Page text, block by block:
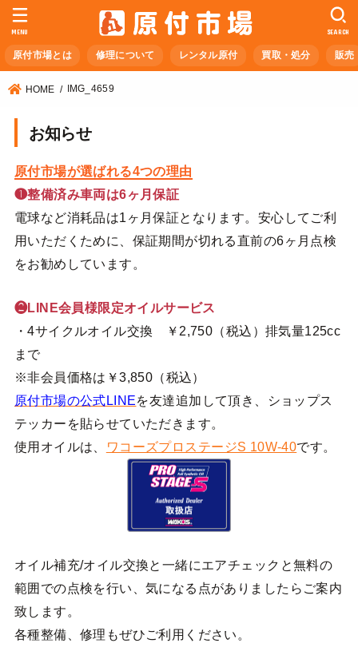
原付市場とは 修理について レンタル原付 買取・処分 販売
SEARCH
MENU
HOME IMG_4659
お知らせ
原付市場が選ばれる4つの理由
❶整備済み車両は6ヶ月保証
電球など消耗品は1ヶ月保証となります。安心してご利
用いただくために、保証期間が切れる直前の6ヶ月点検
をお勧めしています。
❷LINE会員様限定オイルサービス
・4サイクルオイル交換 ￥2,750（税込）排気量125cc
まで
※非会員価格は￥3,850（税込）
原付市場の公式LINEを友達追加して頂き、ショップス
テッカーを貼らせていただきます。
使用オイルは、
ワコーズプロステージS 10W-40です。
オイル補充/オイル交換と一緒にエアチェックと無料の
範囲での点検を行い、気になる点がありましたらご案内
致します。
各種整備、修理もぜひご利用ください。